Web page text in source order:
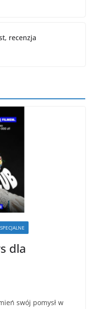
recenzja
dla
swój pomysł w